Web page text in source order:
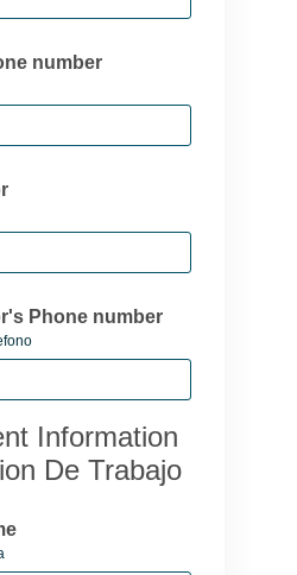
number
Phone number
Information
De Trabajo